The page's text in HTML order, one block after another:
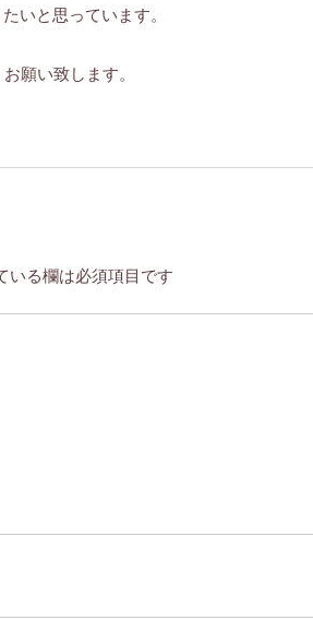
いと思っています。
願い致します。
いる欄は必須項目です